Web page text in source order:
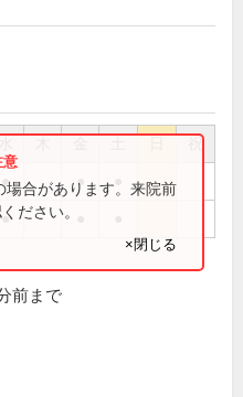
祝
● ●
●
場合があります。来院前
ださい。
×閉じる
前まで